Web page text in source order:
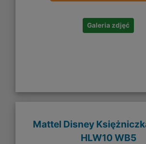
Galeria zdjęć
Mattel Disney
HLW10 WB5